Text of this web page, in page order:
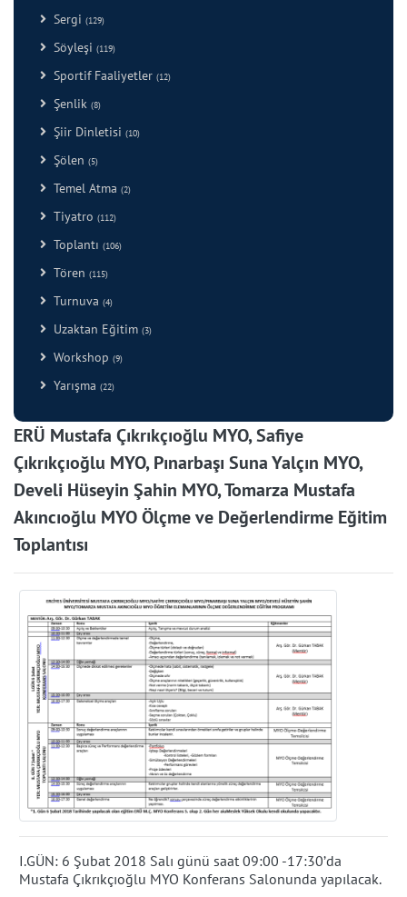
Sergi (129)
Söyleşi (119)
Sportif Faaliyetler (12)
Şenlik (8)
Şiir Dinletisi (10)
Şölen (5)
Temel Atma (2)
Tiyatro (112)
Toplantı (106)
Tören (115)
Turnuva (4)
Uzaktan Eğitim (3)
Workshop (9)
Yarışma (22)
ERÜ Mustafa Çıkrıkçıoğlu MYO, Safiye
Çıkrıkçıoğlu MYO, Pınarbaşı Suna Yalçın MYO,
Develi Hüseyin Şahin MYO, Tomarza Mustafa
Akıncıoğlu MYO Ölçme ve Değerlendirme Eğitim
Toplantısı
I.GÜN: 6 Şubat 2018 Salı günü saat 09:00 -17:30’da
Mustafa Çıkrıkçıoğlu MYO Konferans Salonunda yapılacak.